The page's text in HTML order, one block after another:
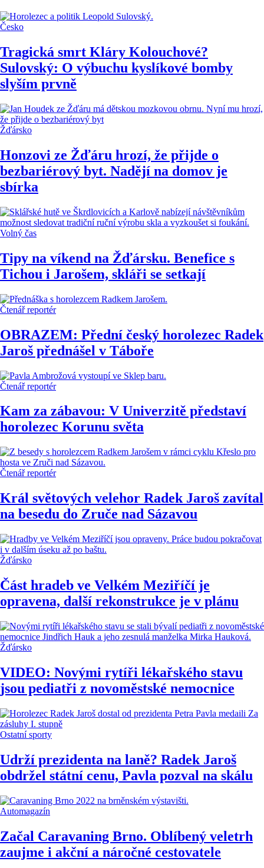
Česko
Tragická smrt Kláry Kolouchové?
Sulovský: O výbuchu kyslíkové bomby
slyším prvně
Žďársko
Honzovi ze Žďáru hrozí, že přijde o
bezbariérový byt. Nadějí na domov je
sbírka
Volný čas
Tipy na víkend na Žďársku. Benefice s
Tichou i Jarošem, skláři se setkají
Čtenář reportér
OBRAZEM: Přední český horolezec Radek
Jaroš přednášel v Táboře
Čtenář reportér
Kam za zábavou: V Univerzitě představí
horolezec Korunu světa
Čtenář reportér
Král světových velehor Radek Jaroš zavítal
na besedu do Zruče nad Sázavou
Žďársko
Část hradeb ve Velkém Meziříčí je
opravena, další rekonstrukce je v plánu
Žďársko
VIDEO: Novými rytíři lékařského stavu
jsou pediatři z novoměstské nemocnice
Ostatní sporty
Udrží prezidenta na laně? Radek Jaroš
obdržel státní cenu, Pavla pozval na skálu
Automagazín
Začal Caravaning Brno. Oblíbený veletrh
zaujme i akční a náročné cestovatele